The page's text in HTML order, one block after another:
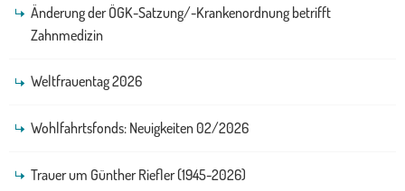
Änderung der ÖGK-Satzung/-Krankenordnung betrifft
Zahnmedizin
Weltfrauentag 2026
Wohlfahrtsfonds: Neuigkeiten 02/2026
Trauer um Günther Riefler (1945-2026)